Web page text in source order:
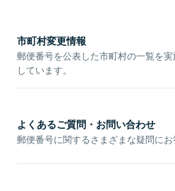
市町村変更情報
郵便番号を公表した市町村の一覧を
しています。
よくあるご質問・お問い合わせ
郵便番号に関するさまざまな疑問にお